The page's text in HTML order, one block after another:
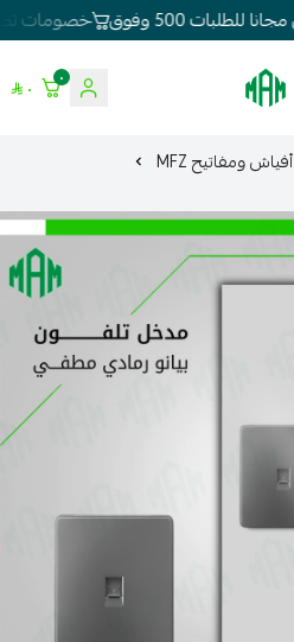
خصومات تصل 80% لطلبات
الموسى للإنارة
٠ ٠
أفياش ومفاتيح MFZ